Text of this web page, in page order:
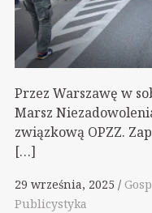
Przez Warszawę w
Marsz
związkową OPZZ.
[…]
29 września, 2025
Publicystyka